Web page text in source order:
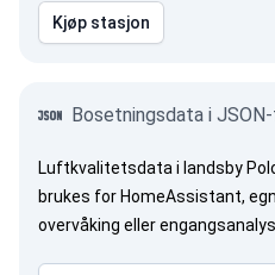
Kjøp stasjon
Bosetningsdata i
Luftkvalitetsdata i landsby
brukes for HomeAssistant,
overvåking eller